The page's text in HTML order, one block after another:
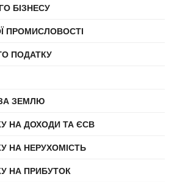
БІЗНЕСУ
ПРОМИСЛОВОСТІ
ПОДАТКУ
ЗЕМЛЮ
НА ДОХОДИ ТА ЄСВ
НА НЕРУХОМІСТЬ
НА ПРИБУТОК